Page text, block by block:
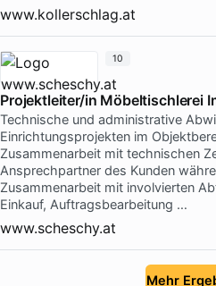
www.kollerschlag.at
Projektleiter/in Möbeltischlerei
Technische und administrative
Einrichtungsprojekten im
Zusammenarbeit mit technischen
Ansprechpartner des Kunden
Zusammenarbeit mit involvierten
Einkauf, Auftragsbearbeitung …
www.scheschy.at
10
Mehr